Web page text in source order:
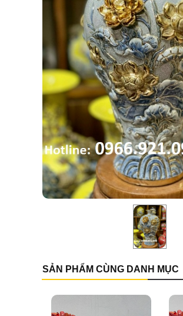
SẢN PHẨM CÙNG DANH MỤC